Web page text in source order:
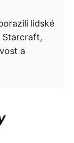
lidské
Starcraft,
a